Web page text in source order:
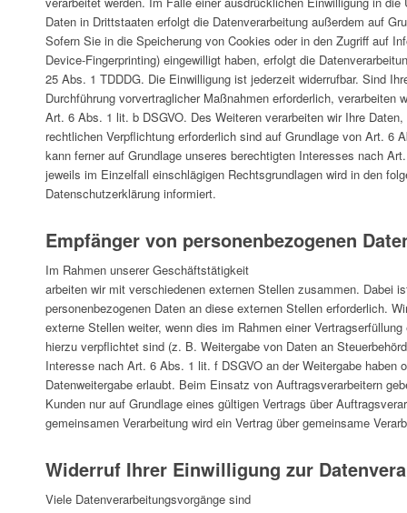
Daten in Drittstaaten erfolgt die Datenverarbeitung außerdem auf
Sofern Sie in die Speicherung von Cookies oder in den Zugriff auf
Device-Fingerprinting) eingewilligt haben, erfolgt die
25 Abs. 1 TDDDG. Die Einwilligung ist jederzeit widerrufbar. Sind
Durchführung vorvertraglicher Maßnahmen erforderlich, verarbeiten
Art. 6 Abs. 1 lit. b DSGVO. Des Weiteren verarbeiten wir Ihre
rechtlichen Verpflichtung erforderlich sind auf Grundlage von Art. 6
kann ferner auf Grundlage unseres berechtigten Interesses nach
jeweils im Einzelfall einschlägigen Rechtsgrundlagen wird in den
Datenschutzerklärung informiert.
Empfänger von personenbezogenen
Im Rahmen unserer Geschäftstätigkeit
arbeiten wir mit verschiedenen externen Stellen zusammen. Dabei
personenbezogenen Daten an diese externen Stellen erforderlich.
externe Stellen weiter, wenn dies im Rahmen einer
hierzu verpflichtet sind (z. B. Weitergabe von Daten an
Interesse nach Art. 6 Abs. 1 lit. f DSGVO an der Weitergabe haben
Datenweitergabe erlaubt. Beim Einsatz von Auftragsverarbeitern
Kunden nur auf Grundlage eines gültigen Vertrags über
gemeinsamen Verarbeitung wird ein Vertrag über gemeinsame
Widerruf Ihrer Einwilligung zur
Viele Datenverarbeitungsvorgänge sind